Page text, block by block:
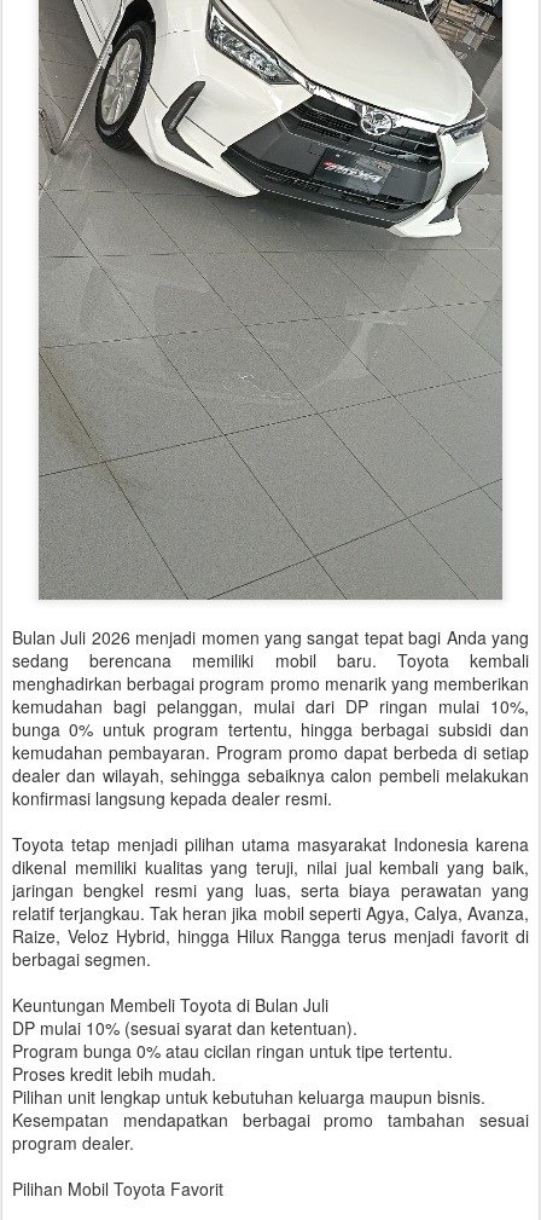
Bulan Juli 2026 menjadi momen yang sangat tepat bagi Anda yang
sedang berencana memiliki mobil baru. Toyota kembali
menghadirkan berbagai program promo menarik yang memberikan
kemudahan bagi pelanggan, mulai dari DP ringan mulai 10%,
bunga 0% untuk program tertentu, hingga berbagai subsidi dan
kemudahan pembayaran. Program promo dapat berbeda di setiap
dealer dan wilayah, sehingga sebaiknya calon pembeli melakukan
konfirmasi langsung kepada dealer resmi.
Toyota tetap menjadi pilihan utama masyarakat Indonesia karena
dikenal memiliki kualitas yang teruji, nilai jual kembali yang baik,
jaringan bengkel resmi yang luas, serta biaya perawatan yang
relatif terjangkau. Tak heran jika mobil seperti Agya, Calya, Avanza,
Raize, Veloz Hybrid, hingga Hilux Rangga terus menjadi favorit di
berbagai segmen.
Keuntungan Membeli Toyota di Bulan Juli
DP mulai 10% (sesuai syarat dan ketentuan).
Program bunga 0% atau cicilan ringan untuk tipe tertentu.
Proses kredit lebih mudah.
Pilihan unit lengkap untuk kebutuhan keluarga maupun bisnis.
Kesempatan mendapatkan berbagai promo tambahan sesuai
program dealer.
Pilihan Mobil Toyota Favorit